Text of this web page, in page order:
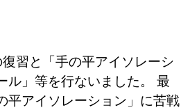
習と「手の平アイソレーシ
ル」等を行ないました。 最
平アイソレーション」に苦戦